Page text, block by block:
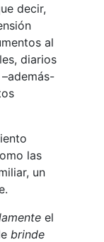
decir,
al
diarios
las
un
el
brinde